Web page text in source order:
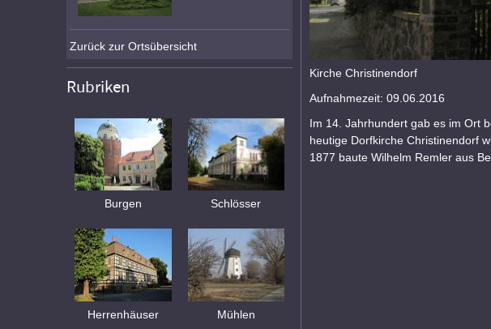
Kirche Christinendorf
Aufnahmezeit: 09.06.2016
Im 14. Jahrhundert gab es im Ort
heutige Dorfkirche Christinendorf
1877 baute Wilhelm Remler aus
Zurück zur Ortsübersicht
Rubriken
Burgen Schlösser
Herrenhäuser Mühlen